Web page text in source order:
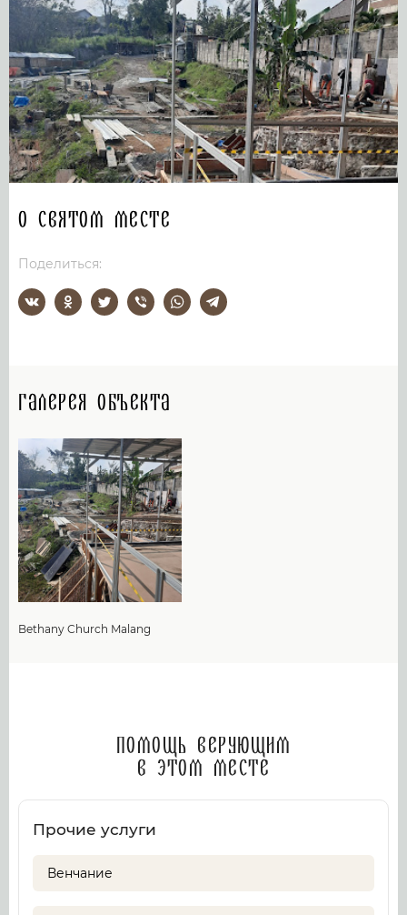
О святом месте
Поделиться:
Галерея объекта
Bethany Church Malang
Помощь верующим
в этом месте
Прочие услуги
Венчание